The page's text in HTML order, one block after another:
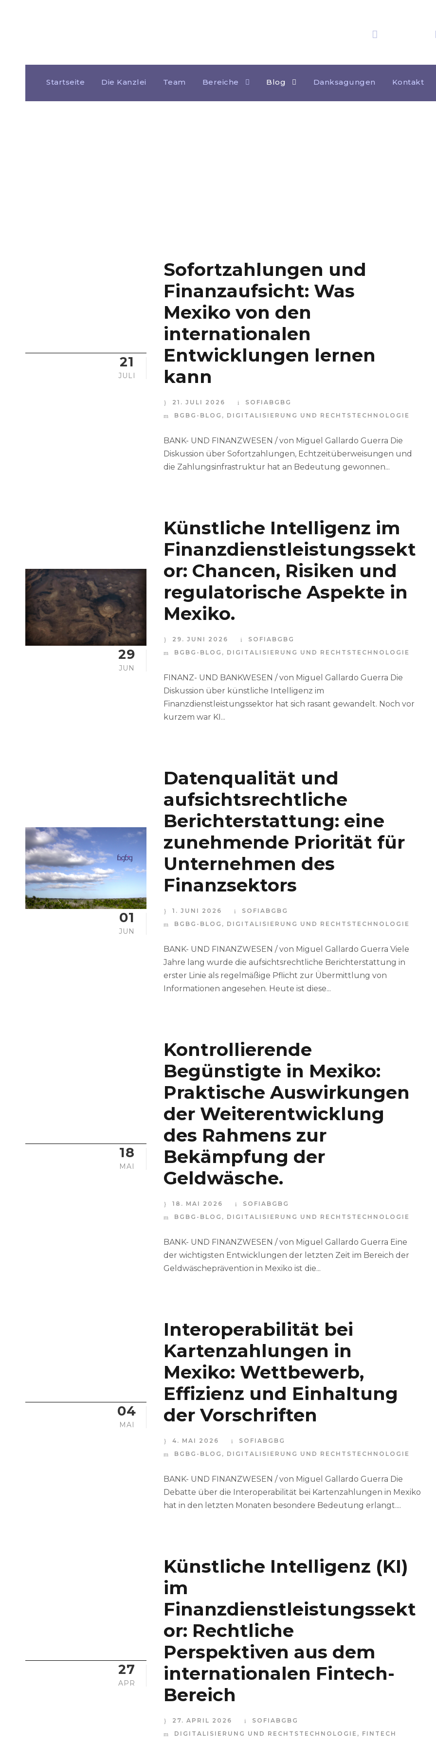
Startseite Die Kanzlei Team Bereiche Blog Danksagungen Kontakt
21
JULI
Sofortzahlungen und
Finanzaufsicht: Was
Mexiko von den
internationalen
Entwicklungen lernen
kann
21. JULI 2026
SOFIABGBG
BGBG-BLOG , DIGITALISIERUNG UND RECHTSTECHNOLOGIE
BANK- UND FINANZWESEN / von Miguel Gallardo Guerra Die
Diskussion über Sofortzahlungen, Echtzeitüberweisungen und
die Zahlungsinfrastruktur hat an Bedeutung gewonnen...
29
JUN
Künstliche Intelligenz im
Finanzdienstleistungssekt
or: Chancen, Risiken und
regulatorische Aspekte in
Mexiko.
29. JUNI 2026
SOFIABGBG
BGBG-BLOG , DIGITALISIERUNG UND RECHTSTECHNOLOGIE
FINANZ- UND BANKWESEN / von Miguel Gallardo Guerra Die
Diskussion über künstliche Intelligenz im
Finanzdienstleistungssektor hat sich rasant gewandelt. Noch vor
kurzem war KI...
01
JUN
Datenqualität und
aufsichtsrechtliche
Berichterstattung: eine
zunehmende Priorität für
Unternehmen des
Finanzsektors
1. JUNI 2026
SOFIABGBG
BGBG-BLOG , DIGITALISIERUNG UND RECHTSTECHNOLOGIE
BANK- UND FINANZWESEN / von Miguel Gallardo Guerra Viele
Jahre lang wurde die aufsichtsrechtliche Berichterstattung in
erster Linie als regelmäßige Pflicht zur Übermittlung von
Informationen angesehen. Heute ist diese...
18
MAI
Kontrollierende
Begünstigte in Mexiko:
Praktische Auswirkungen
der Weiterentwicklung
des Rahmens zur
Bekämpfung der
Geldwäsche.
18. MAI 2026
SOFIABGBG
BGBG-BLOG , DIGITALISIERUNG UND RECHTSTECHNOLOGIE
BANK- UND FINANZWESEN / von Miguel Gallardo Guerra Eine
der wichtigsten Entwicklungen der letzten Zeit im Bereich der
Geldwäscheprävention in Mexiko ist die...
04
MAI
Interoperabilität bei
Kartenzahlungen in
Mexiko: Wettbewerb,
Effizienz und Einhaltung
der Vorschriften
4. MAI 2026
SOFIABGBG
BGBG-BLOG , DIGITALISIERUNG UND RECHTSTECHNOLOGIE
BANK- UND FINANZWESEN / von Miguel Gallardo Guerra Die
Debatte über die Interoperabilität bei Kartenzahlungen in Mexiko
hat in den letzten Monaten besondere Bedeutung erlangt....
27
APR
Künstliche Intelligenz (KI)
im
Finanzdienstleistungssekt
or: Rechtliche
Perspektiven aus dem
internationalen Fintech-
Bereich
27. APRIL 2026
SOFIABGBG
DIGITALISIERUNG UND RECHTSTECHNOLOGIE , FINTECH